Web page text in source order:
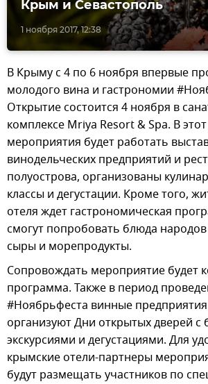
1 ноября 2017, 12:38
Крым и Севастополь
В Крыму с 4 по 6 ноября впервые
молодого вина и гастрономии
Открытие состоится 4 ноября в
комплексе Mriya Resort & Spa. В
мероприятия будет работать
винодельческих предприятий и
полуострова, организованы
классы и дегустации. Кроме того,
отеля ждет гастрономическая
смогут попробовать блюда
сыры и морепродукты.
Сопровождать мероприятие будет
программа. Также в период
#Ноябрьфеста винные
организуют Дни открытых дверей с
экскурсиями и дегустациями. Для
крымские отели-партнеры
будут размещать участников по